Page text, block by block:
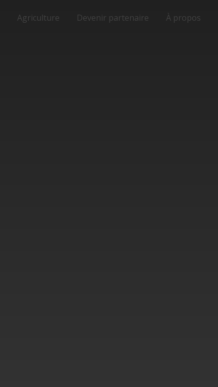
Agriculture Devenir partenaire À propos